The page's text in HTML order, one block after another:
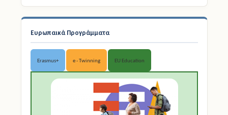
Ευρωπαικά Προγράμματα
Erasmus+ e - Twinning EU Education